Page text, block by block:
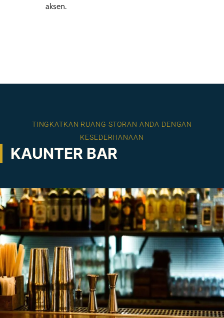
aksen.
TINGKATKAN RUANG STORAN ANDA DENGAN
KESEDERHANAAN
KAUNTER BAR